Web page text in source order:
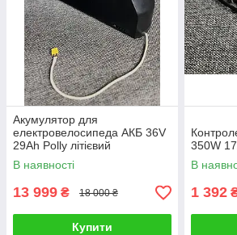
Акумулятор для
електровелосипеда АКБ 36V
29Ah Polly літієвий
В наявності
13 999 ₴ 18 000 ₴
Купити
350W
В
1 392